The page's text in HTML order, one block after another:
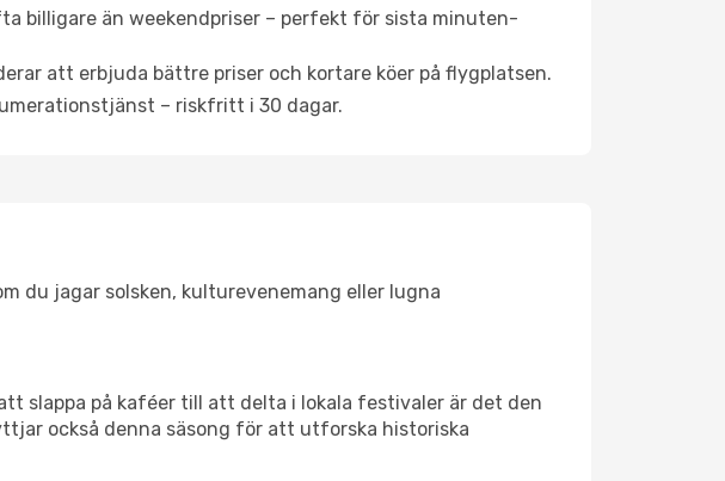
billigare än weekendpriser – perfekt för sista minuten-
att erbjuda bättre priser och kortare köer på flygplatsen.
– riskfritt i 30 dagar.
du jagar solsken, kulturevenemang eller lugna
slappa på kaféer till att delta i lokala festivaler är det den
också denna säsong för att utforska historiska